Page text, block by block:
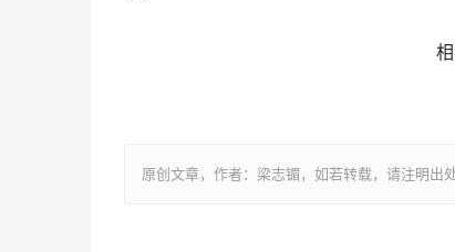
原创文章，作者：梁志镅，如若转载，请注明